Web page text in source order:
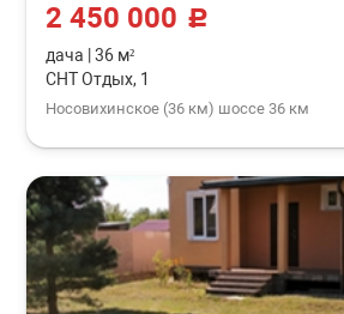
2 450 000 c
дача
36 м²
СНТ Отдых, 1
Носовихинское (36 км) шоссе 36 км